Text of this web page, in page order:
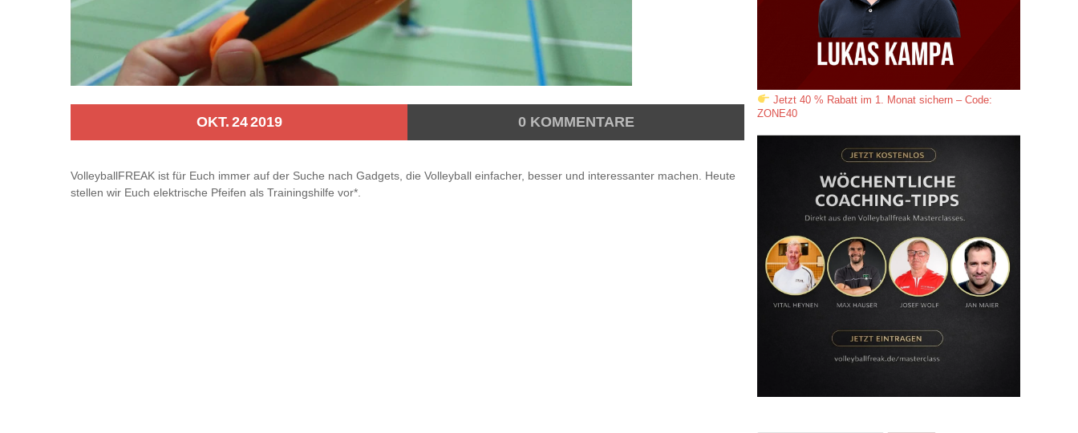
OKT. 242019 0KOMMENTARE
VolleyballFREAK ist für Euch immer auf der Suche nach Gadgets, die Volleyball einfacher, besser und interessanter machen. Heute
stellen wir Euch elektrische Pfeifen als Trainingshilfe vor*.
Jetzt 40 % Rabatt im 1. Monat sichern – Code:
ZONE40